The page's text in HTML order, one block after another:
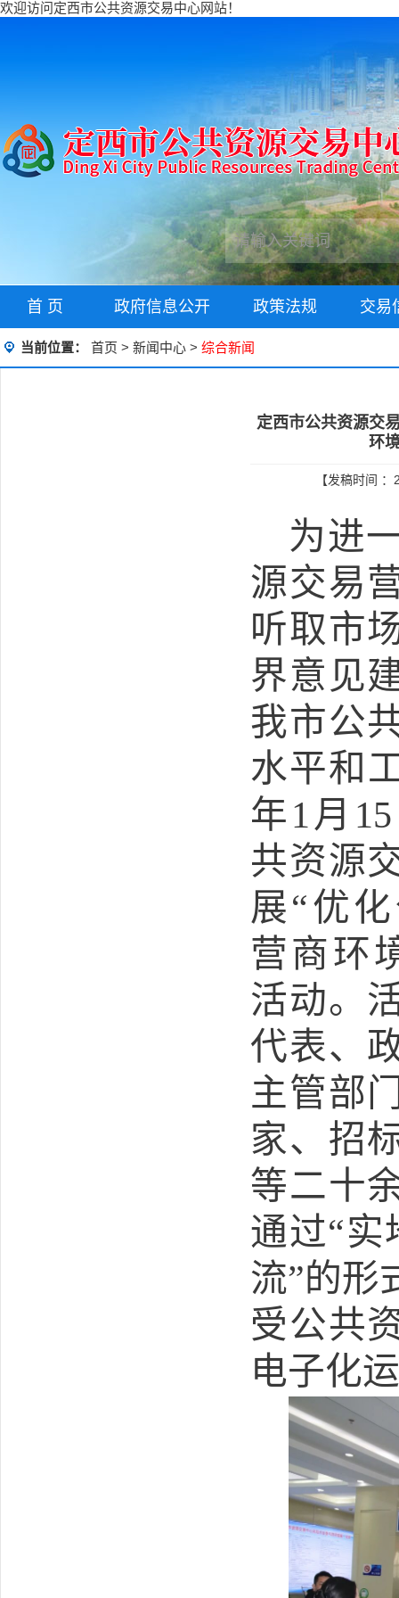
欢迎访问定西市公共资源交易中心网站！
首 页 政府信息公开 政策法规 交易
当前位置： 首页 > 新闻中心 > 综合新闻
定西市公共资源交
环
【发稿时间
为进
源交易
听取市
界意见
我市公
水平和
年1 月 15
共资源
展“优
营商环
活动。
代表、
主管部
家、招
等二十
通过“实
流”的形
受公共
电子化